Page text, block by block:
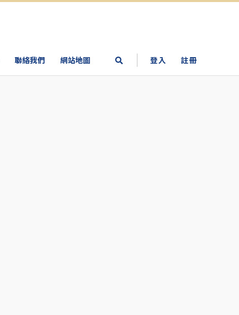
聯絡我們 網站地圖 登入 註冊